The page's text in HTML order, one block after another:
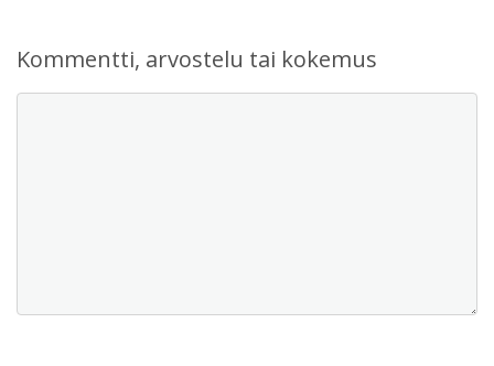
Kommentti, arvostelu tai kokemus